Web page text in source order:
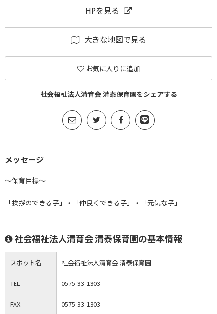
HPを見る
大きな地図で見る
お気に入りに追加
社会福祉法人清育会 清泰保育園をシェアする
メッセージ
～保育目標～
「挨拶のできる子」・「仲良くできる子」・「元気な子」
社会福祉法人清育会 清泰保育園の基本情報
スポット名 社会福祉法人清育会 清泰保育園
TEL 0575-33-1303
FAX 0575-33-1303